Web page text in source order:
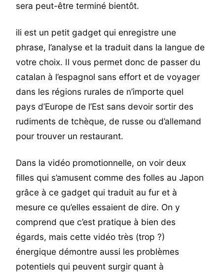
sera peut-être terminé bientôt.
ili est un petit gadget qui enregistre une
phrase, l’analyse et la traduit dans la langue de
votre choix. Il vous permet donc de passer du
catalan à l’espagnol sans effort et de voyager
dans les régions rurales de n’importe quel
pays d’Europe de l’Est sans devoir sortir des
rudiments de tchèque, de russe ou d’allemand
pour trouver un restaurant.
Dans la vidéo promotionnelle, on voir deux
filles qui s’amusent comme des folles au Japon
grâce à ce gadget qui traduit au fur et à
mesure ce qu’elles essaient de dire. On y
comprend que c’est pratique à bien des
égards, mais cette vidéo très (trop ?)
énergique démontre aussi les problèmes
potentiels qui peuvent surgir quant à